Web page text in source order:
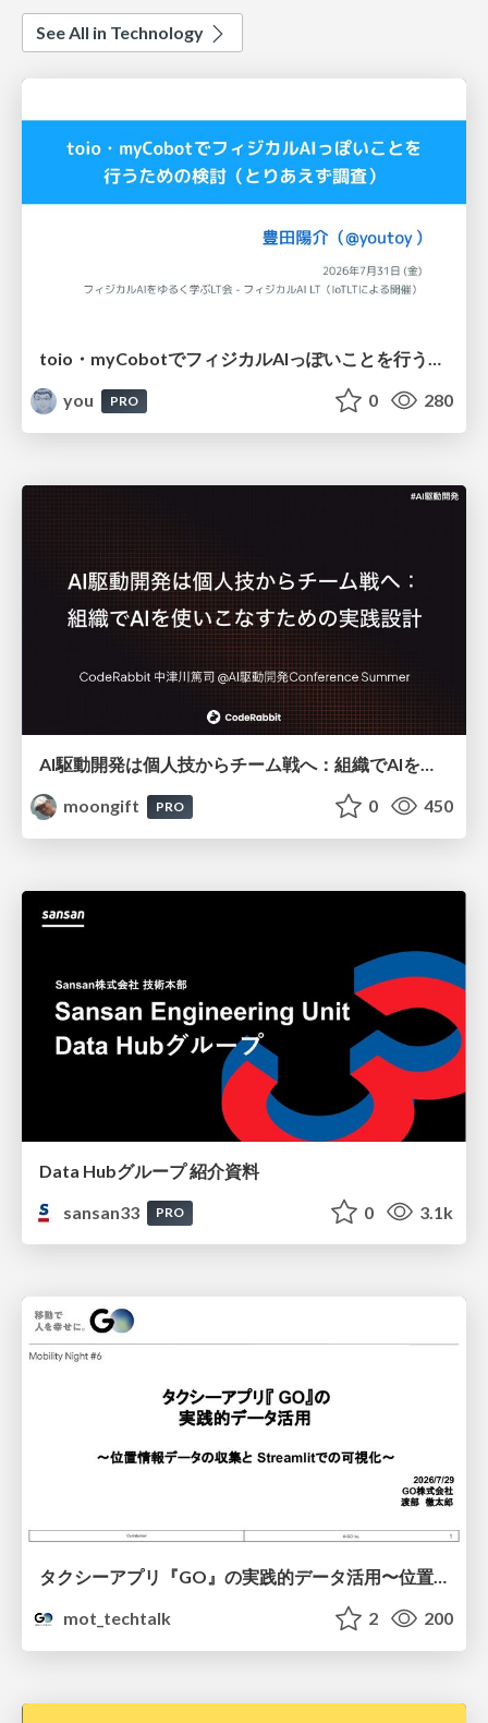
See All in Technology
you
PRO 0 280
AI駆動開発は個人技からチーム戦へ：組織でAIを使いこなすための実践設計
moongift
PRO 0 450
Data Hubグループ 紹介資料
sansan33
PRO 0 3.1k
タクシーアプリ『GO』の実践的データ活用〜位置情報データの収集とStreamlitでの可視化〜
mot_techtalk
2 200